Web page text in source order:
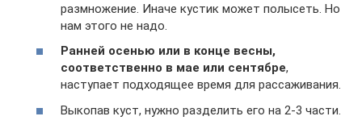
размножение. Иначе кустик может полысеть. Но
нам этого не надо.
Ранней осенью или в конце весны,
соответственно в мае или сентябре,
наступает подходящее время для рассаживания.
Выкопав куст, нужно разделить его на 2-3 части.